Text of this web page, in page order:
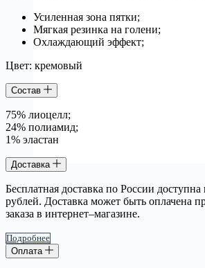
Усиленная зона пятки;
Мягкая резинка на голени;
Охлаждающий эффект;
Цвет: кремовый
Состав
75% лиоцелл;
24% полиамид;
1% эластан
Доставка
Бесплатная доставка по России доступна
рублей. Доставка может быть оплачена
заказа в интернет–магазине.
Подробнее
Оплата